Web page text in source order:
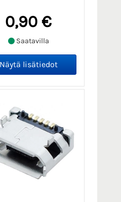
0,90 €
Saatavilla